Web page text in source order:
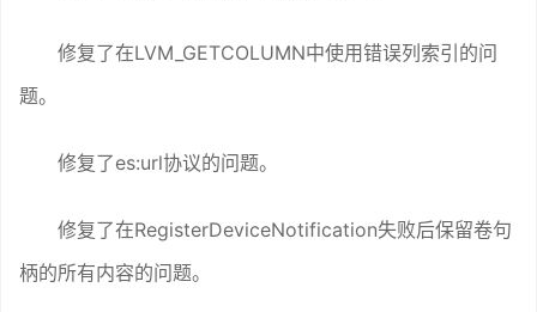
修复了在LVM_GETCOLUMN中使用错误列索引的问
题。
修复了es:url协议的问题。
修复了在RegisterDeviceNotification失败后保留卷句
柄的所有内容的问题。